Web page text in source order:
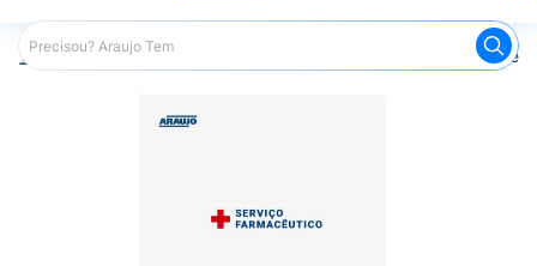
Araujo Saúde e Bem Estar